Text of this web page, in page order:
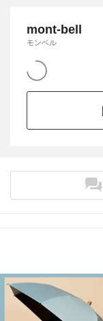
mont-bell
モンベル